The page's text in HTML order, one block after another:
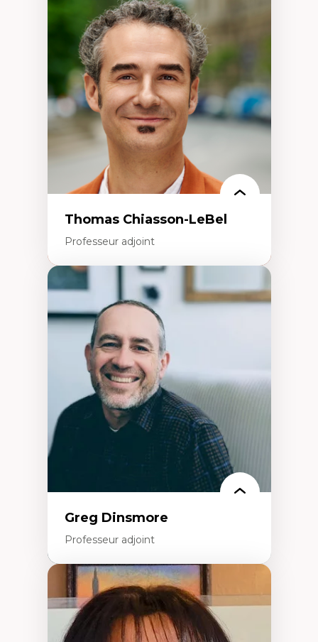
Économie circulaire
Modèles d’affaires durables
Histoire des faits économiques
Gestion durable des ressources naturelles
Écologie industrielle
Aménagement durable du territoire
Développement régional
Coopératives
Télétravail en milieu rural francophone
Transition socio-écologique
Thomas Chiasson-LeBel
Professeur adjoint
Expertises
Théories du développement
Économie politique comparée
Élites économiques
Sociologie économique
Extractivisme
Classes sociales
Mouvements sociaux
Théories de l’État
Greg Dinsmore
Professeur adjoint
Expertises
Fragmentation des auditoires médiatiques
Analyse multi-plateforme des auditoires
médiatiques